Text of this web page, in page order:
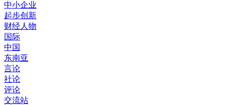
中小企业
起步创新
财经人物
国际
中国
东南亚
言论
社论
评论
交流站